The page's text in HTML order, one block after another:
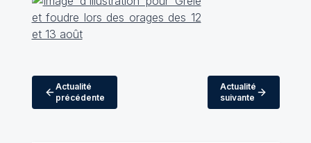
Actualité
précédente
Actualité
suivante